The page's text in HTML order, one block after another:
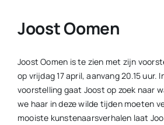
Joost Oomen
Joost Oomen is te zien met zijn
op vrijdag 17 april, aanvang 20.15 uur.
voorstelling gaat Joost op zoek naar
we haar in deze wilde tijden moeten
mooiste kunstenaarsverhalen laat